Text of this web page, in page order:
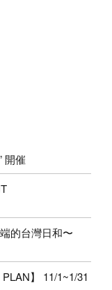
開催
的台灣日和〜
】 11/1~1/31